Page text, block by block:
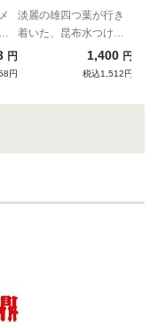
円
円
吹いりこの昆布水
つけそば（塩）
淡麗の雄四つ葉が行き
着いた、昆布水つけめ
1,400 円
税込1,512円